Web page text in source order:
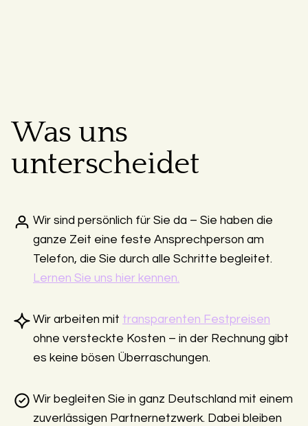
Was uns
unterscheidet
Wir sind persönlich für Sie da – Sie haben die
ganze Zeit eine feste Ansprechperson am
Telefon, die Sie durch alle Schritte begleitet.
Lernen Sie uns hier kennen.
Wir arbeiten mit transparenten Festpreisen
ohne versteckte Kosten – in der Rechnung gibt
es keine bösen Überraschungen.
Wir begleiten Sie in ganz Deutschland mit einem
zuverlässigen Partnernetzwerk. Dabei bleiben